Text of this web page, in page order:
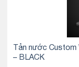
Tản nước Custom
– BLACK